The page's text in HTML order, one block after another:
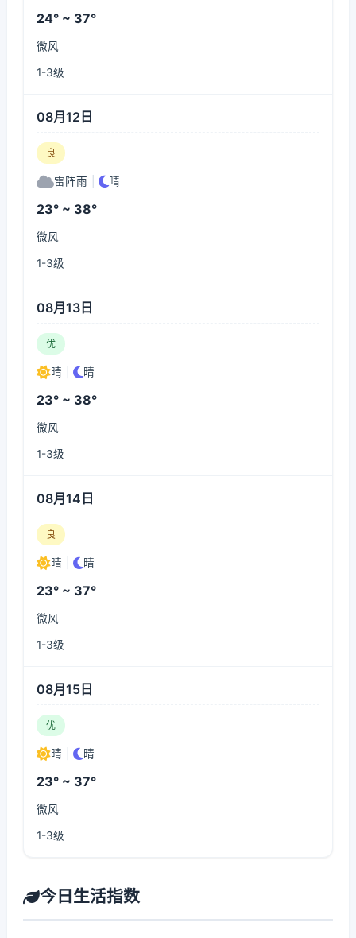
24° ~ 37°
微风
1-3级
08月12日
良
雷阵雨 晴
23° ~ 38°
微风
1-3级
08月13日
优
晴 晴
23° ~ 38°
微风
1-3级
08月14日
良
晴 晴
23° ~ 37°
微风
1-3级
08月15日
优
晴 晴
23° ~ 37°
微风
1-3级
今日生活指数